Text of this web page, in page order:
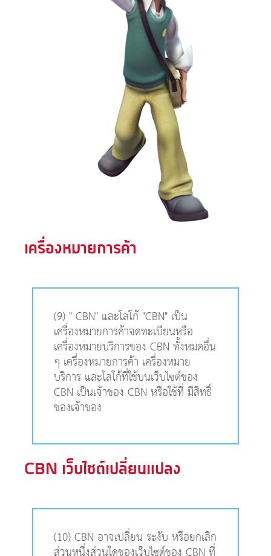
เครื่องหมายการค้า
(9) " CBN" และโลโก้ "CBN" เป็น
เครื่องหมายการค้าจดทะเบียนหรือ
เครื่องหมายบริการของ CBN ทั้งหมดอื่น
ๆ เครื่องหมายการค้า เครื่องหมาย
บริการ และโลโก้ที่ใช้บนเว็บไซต์ของ
CBN เป็นเจ้าของ CBN หรือใช้ที่ มีสิทธิ์
ของเจ้าของ
CBN เว็บไซต์เปลี่ยนแปลง
(10) CBN อาจเปลี่ยน ระงับ หรือยกเลิก